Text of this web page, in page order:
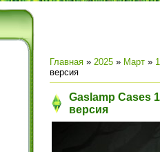
Главная » 2025 » Март »
версия
Gaslamp Cases
версия